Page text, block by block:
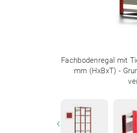
Fachbodenregal mit
mm (HxBxT) -
Previous